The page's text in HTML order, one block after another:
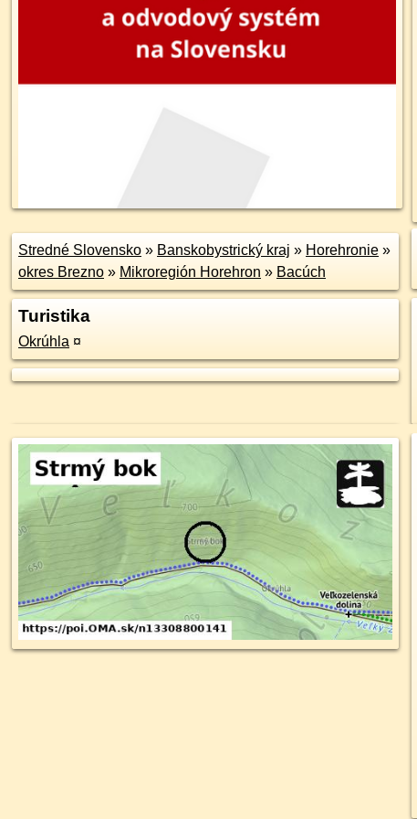
Stredné Slovensko » Banskobystrický kraj » Horehronie »
okres Brezno » Mikroregión Horehron » Bacúch
Turistika
Okrúhla ¤